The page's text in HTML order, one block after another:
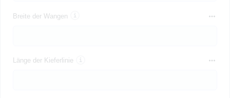
Breite der Wangen
Länge der Kieferlinie